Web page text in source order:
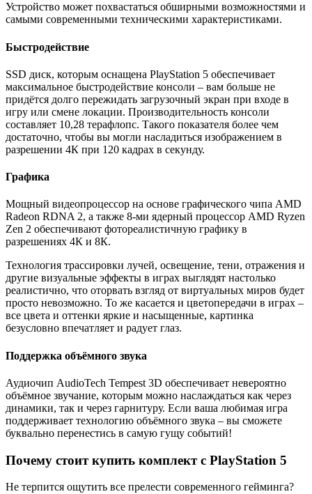
Устройство может похвастаться обширными возможностями и
самыми современными техническими характеристиками.
Быстродействие
SSD диск, которым оснащена PlayStation 5 обеспечивает
максимальное быстродействие консоли – вам больше не
придётся долго пережидать загрузочный экран при входе в
игру или смене локации. Производительность консоли
составляет 10,28 терафлопс. Такого показателя более чем
достаточно, чтобы вы могли насладиться изображением в
разрешении 4К при 120 кадрах в секунду.
Графика
Мощный видеопроцессор на основе графического чипа AMD
Radeon RDNA 2, а также 8-ми ядерный процессор AMD Ryzen
Zen 2 обеспечивают фотореалистичную графику в
разрешениях 4К и 8К.
Технология трассировки лучей, освещение, тени, отражения и
другие визуальные эффекты в играх выглядят настолько
реалистично, что оторвать взгляд от виртуальных миров будет
просто невозможно. То же касается и цветопередачи в играх –
все цвета и оттенки яркие и насыщенные, картинка
безусловно впечатляет и радует глаз.
Поддержка объёмного звука
Аудиочип AudioTech Tempest 3D обеспечивает невероятно
объёмное звучание, которым можно наслаждаться как через
динамики, так и через гарнитуру. Если ваша любимая игра
поддерживает технологию объёмного звука – вы сможете
буквально перенестись в самую гущу событий!
Почему стоит купить комплект с PlayStation 5
Не терпится ощутить все прелести современного гейминга?